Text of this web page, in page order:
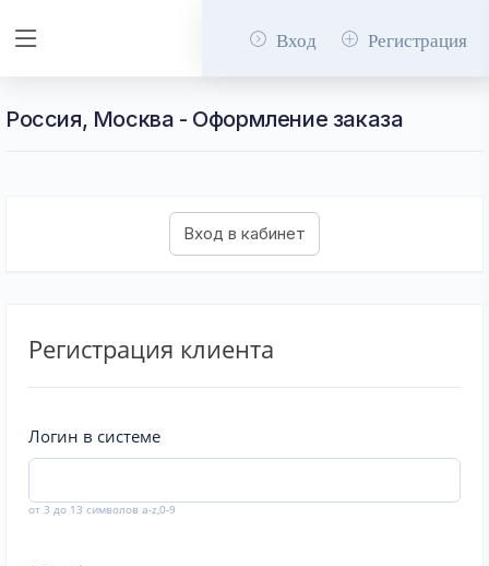
Вход Регистрация
Россия, Москва - Оформление заказа
Регистрация клиента
Логин в системе
от 3 до 13 символов a-z,0-9